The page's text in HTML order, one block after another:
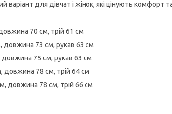
варіант для дівчат і жінок, які цінують комфорт
70 см, трій 61 см
довжина 73 см, рукав 63 см
75 см, рукав 63 см
довжина 78 см, трій 64 см
довжина 78 см, трій 66 см